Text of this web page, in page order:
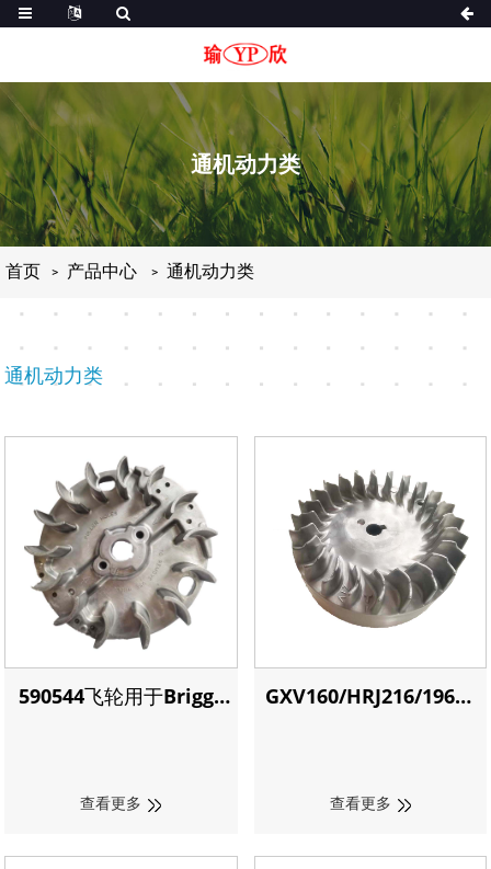
通机动力类
首页 产品中心 通机动力类
通机动力类
590544飞轮用于Briggs
查看更多
GXV160/HRJ216/196飞
查看更多